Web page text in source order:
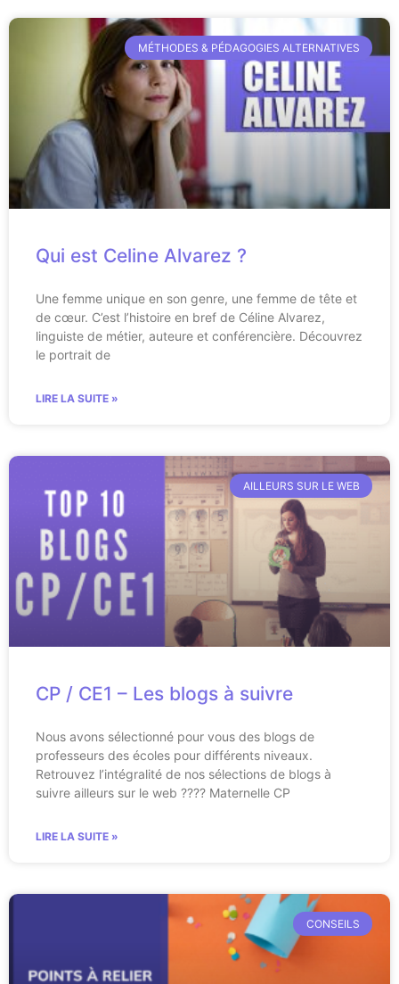
MÉTHODES & PÉDAGOGIES ALTERNATIVES
Qui est Celine Alvarez ?
Une femme unique en son genre, une femme de tête et
de cœur. C’est l’histoire en bref de Céline Alvarez,
linguiste de métier, auteure et conférencière. Découvrez
le portrait de
LIRE LA SUITE »
AILLEURS SUR LE WEB
CP / CE1 – Les blogs à suivre
Nous avons sélectionné pour vous des blogs de
professeurs des écoles pour différents niveaux.
Retrouvez l’intégralité de nos sélections de blogs à
suivre ailleurs sur le web ???? Maternelle CP
LIRE LA SUITE »
CONSEILS